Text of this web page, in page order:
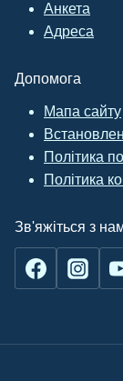
Анкета
Адреса
Допомога
Мапа сайту
Політика
Політика
Зв'яжіться з